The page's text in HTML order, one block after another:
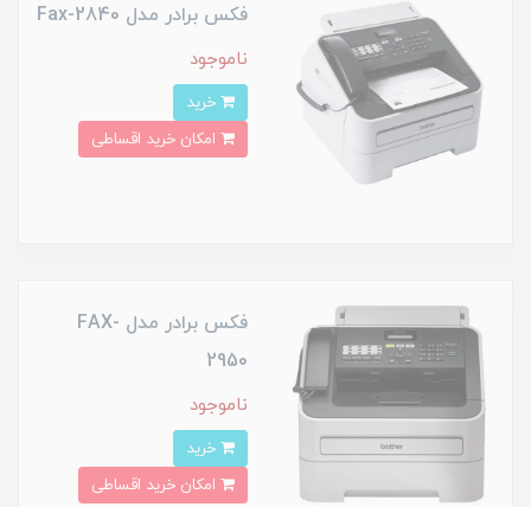
فکس برادر مدل Fax-2840
ناموجود
فکس برادر مدل FAX-
2950
ناموجود